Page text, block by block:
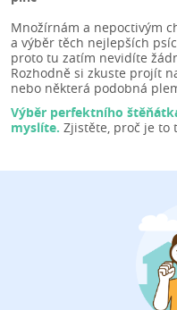
Množírnám a nepoctivým
a výběr těch nejlepších
proto tu zatím nevidíte
Rozhodně si zkuste projít
nebo některá podobná
Výběr perfektního
myslíte. Zjistěte, proč je to